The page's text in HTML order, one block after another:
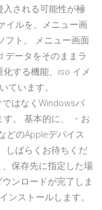
入される可能性が極
イルを、メニュー画
フト。 メニュー画面
データをそのままラ
する機能、iso イメ
ています。
はなくWindowsパ
。 基本的に、 ・お
どのAppleデバイス
しばらくお待ちくだ
保存先に指定した場
ンロードが完了しま
ンストールします。